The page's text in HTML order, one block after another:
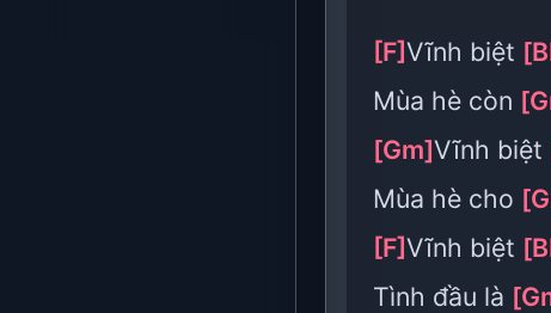
[F]Vĩnh biệt
Mùa hè còn
[Gm]Vĩnh biệt
Mùa hè cho
[F]Vĩnh biệt
Tình đầu là